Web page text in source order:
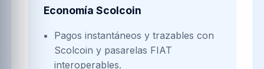
Economía Scolcoin
Pagos instantáneos y trazables con
Scolcoin y pasarelas FIAT
interoperables.